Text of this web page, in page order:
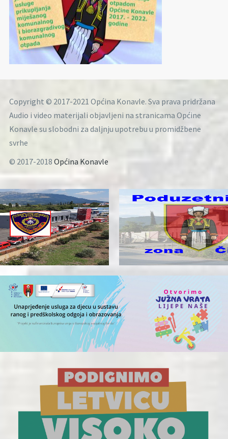
Copyright © 2017-2021 Općina Konavle. Sva prava pridržana
Audio i video materijali objavljeni na stranicama Općine
Konavle su slobodni za daljnju upotrebu u promidžbene
svrhe
© 2017-2018 Općina Konavle